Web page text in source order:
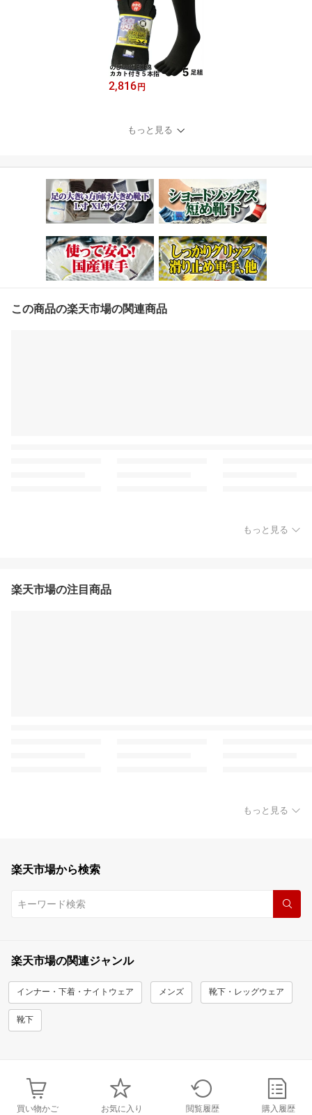
2,816円
もっと見る
この商品の楽天市場の関連商品
もっと見る
楽天市場の注目商品
もっと見る
楽天市場から検索
楽天市場の関連ジャンル
インナー・下着・ナイトウェア メンズ 靴下・レッグウェア
靴下
買い物かご お気に入り 閲覧履歴 購入履歴